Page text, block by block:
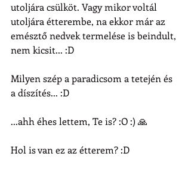
utoljára csülköt. Vagy mikor voltál
utoljára étterembe, na ekkor már az
emésztő nedvek termelése is beindult,
nem kicsit... :D
Milyen szép a paradicsom a tetején és
a díszítés... :D
...ahh éhes lettem, Te is? :O :) 🙏
Hol is van ez az étterem? :D